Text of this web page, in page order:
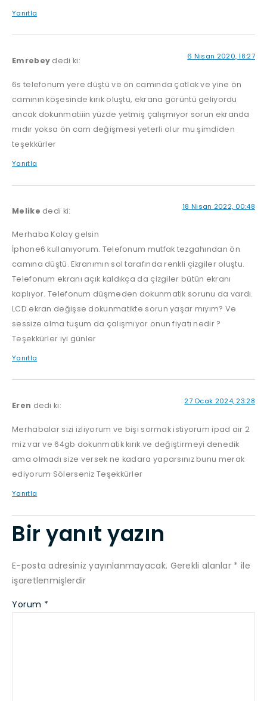
Yanıtla
Emrebey dedi ki: 6 Nisan 2020, 18:27
6s telefonum yere düştü ve ön camında çatlak ve yine ön
camının köşesinde kırık oluştu, ekrana görüntü geliyordu
ancak dokunmatiiin yüzde yetmiş çalışmıyor sorun ekranda
mıdır yoksa ön cam değişmesi yeterli olur mu şimdiden
teşekkürler
Yanıtla
Melike dedi ki: 18 Nisan 2022, 00:48
Merhaba Kolay gelsin
İphone6 kullanıyorum. Telefonum mutfak tezgahından ön
camına düştü. Ekranımın sol tarafında renkli çizgiler oluştu.
Telefonum ekranı açık kaldıkça da çizgiler bütün ekranı
kaplıyor. Telefonum düşmeden dokunmatik sorunu da vardı.
LCD ekran değişse dokunmatikte sorun yaşar mıyım? Ve
sessize alma tuşum da çalışmıyor onun fiyatı nedir ?
Teşekkürler iyi günler
Yanıtla
Eren dedi ki: 27 Ocak 2024, 23:28
Merhabalar sizi izliyorum ve bişi sormak istiyorum ipad air 2
miz var ve 64gb dokunmatik kırık ve değiştirmeyi denedik
ama olmadı size versek ne kadara yaparsınız bunu merak
ediyorum Sölerseniz Teşekkürler
Yanıtla
Bir yanıt yazın
E-posta adresiniz yayınlanmayacak. Gerekli alanlar * ile
işaretlenmişlerdir
Yorum *